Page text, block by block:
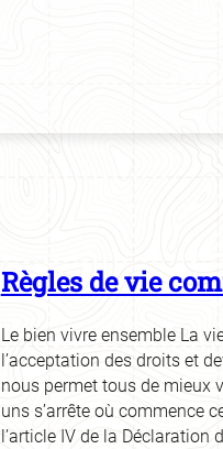
Règles de vie
Le bien vivre ensemble La
l’acceptation des droits et
nous permet tous de mieux
uns s’arrête où commence
l’article IV de la Déclaration